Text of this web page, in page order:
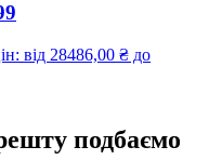
від 28486,00 ₴ до
подбаємо